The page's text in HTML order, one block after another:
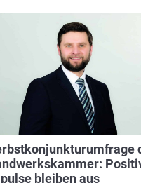
bleiben aus